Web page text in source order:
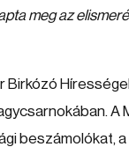
meg az
Birkózó
A
beszámolókat, a